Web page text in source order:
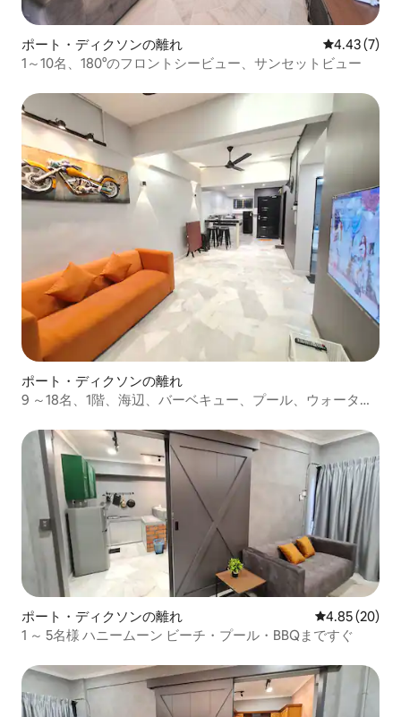
ポート・ディクソンの離れ レビュー7
4.43 (7)
1～10名、180°のフロントシービュー、サンセットビュー
ポート・ディクソンの離れ
9 ～18名、1階、海辺、バーベキュー、プール、ウォーター
ポート・ディクソンの離れ レビュー20
4.85 (20)
1 ～ 5名様 ハニームーン ビーチ・プール・BBQまですぐ